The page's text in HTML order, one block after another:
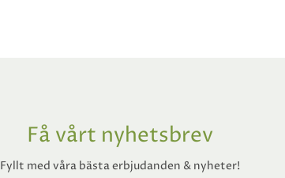
Få vårt nyhetsbrev
Fyllt med våra bästa erbjudanden & nyheter!